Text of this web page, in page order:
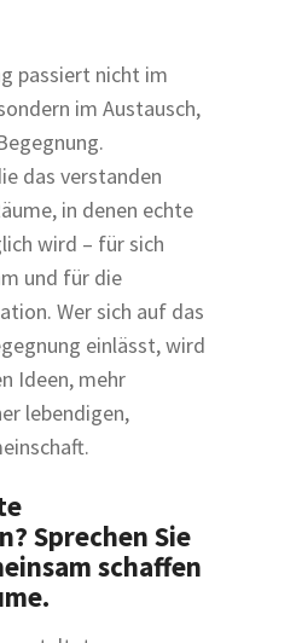
passiert nicht im
im Austausch,
das verstanden
in denen echte
wird – für sich
und für die
Wer sich auf das
einlässt, wird
Ideen, mehr
lebendigen,
Sprechen Sie
schaffen